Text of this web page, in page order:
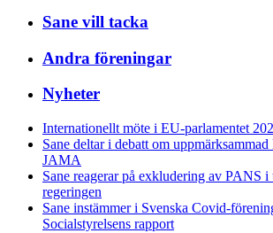
Sane vill tacka
Andra föreningar
Nyheter
Internationellt möte i EU-parlamentet
Sane deltar i debatt om
JAMA
Sane reagerar på exkludering av PANS i
regeringen
Sane instämmer i Svenska Covid-
Socialstyrelsens rapport